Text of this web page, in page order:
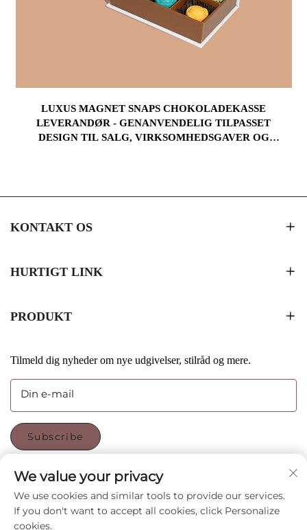
LUXUS MAGNET SNAPS CHOKOLADEKASSE
LEVERANDØR - GENANVENDELIG TILPASSET
DESIGN TIL SALG, VIRKSOMHEDSGAVER OG
KONTAKT OS
HURTIGT LINK
PRODUKT
Tilmeld dig nyheder om nye udgivelser, stilråd og mere.
Din e-mail
Subscribe
FØLG OS
We value your privacy
We use cookies and similar tools to provide our services.
If you don't want to accept all cookies, click Personalize
cookies.